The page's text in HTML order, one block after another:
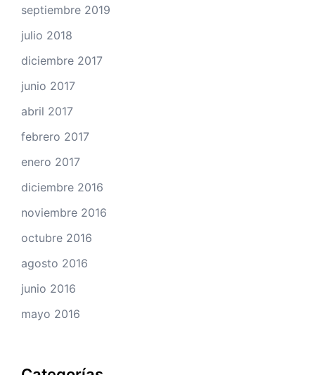
septiembre 2019
julio 2018
diciembre 2017
junio 2017
abril 2017
febrero 2017
enero 2017
diciembre 2016
noviembre 2016
octubre 2016
agosto 2016
junio 2016
mayo 2016